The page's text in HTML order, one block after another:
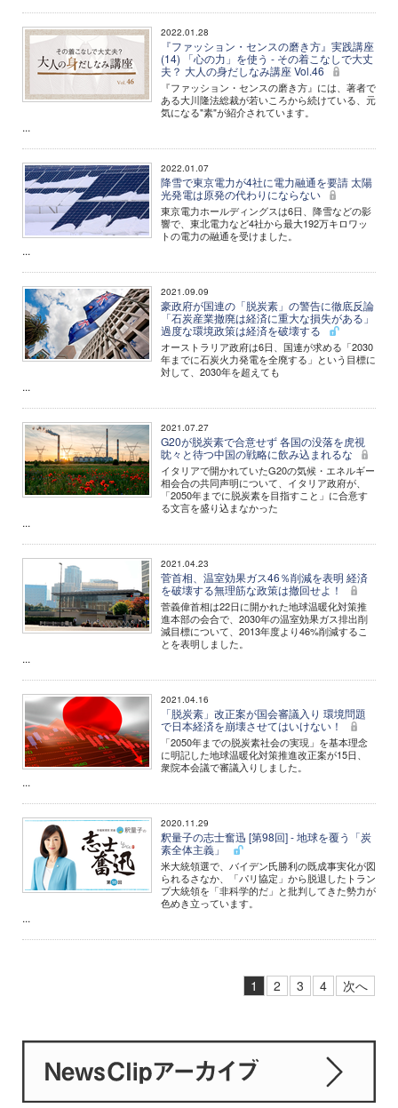
2022.01.28
『ファッション・センスの磨き方』実践講座
(14) 「心の力」を使う - その着こなしで大丈
夫？ 大人の身だしなみ講座 Vol.46
『ファッション・センスの磨き方』には、著者で
ある大川隆法総裁が若いころから続けている、元
気になる"素"が紹介されています。
...
2022.01.07
降雪で東京電力が4社に電力融通を要請 太陽
光発電は原発の代わりにならない
東京電力ホールディングスは6日、降雪などの影
響で、東北電力など4社から最大192万キロワッ
トの電力の融通を受けました。
...
2021.09.09
豪政府が国連の「脱炭素」の警告に徹底反論
「石炭産業撤廃は経済に重大な損失がある」
過度な環境政策は経済を破壊する
オーストラリア政府は6日、国連が求める「2030
年までに石炭火力発電を全廃する」という目標に
対して、2030年を超えても
...
2021.07.27
G20が脱炭素で合意せず 各国の没落を虎視
眈々と待つ中国の戦略に飲み込まれるな
イタリアで開かれていたG20の気候・エネルギー
相会合の共同声明について、イタリア政府が、
「2050年までに脱炭素を目指すこと」に合意す
る文言を盛り込まなかった
...
2021.04.23
菅首相、温室効果ガス46％削減を表明 経済
を破壊する無理筋な政策は撤回せよ！
菅義偉首相は22日に開かれた地球温暖化対策推
進本部の会合で、2030年の温室効果ガス排出削
減目標について、2013年度より46%削減するこ
とを表明しました。
...
2021.04.16
「脱炭素」改正案が国会審議入り 環境問題
で日本経済を崩壊させてはいけない！
「2050年までの脱炭素社会の実現」を基本理念
に明記した地球温暖化対策推進改正案が15日、
衆院本会議で審議入りしました。
...
2020.11.29
釈量子の志士奮迅 [第98回] - 地球を覆う「炭
素全体主義」
米大統領選で、バイデン氏勝利の既成事実化が図
られるさなか、「パリ協定」から脱退したトラン
プ大統領を「非科学的だ」と批判してきた勢力が
色めき立っています。
...
1 2 3 4 次へ